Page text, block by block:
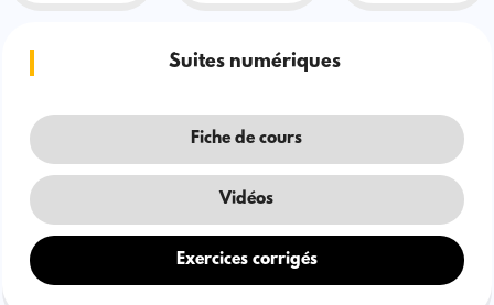
Suites numériques
Fiche de cours
Vidéos
Exercices corrigés